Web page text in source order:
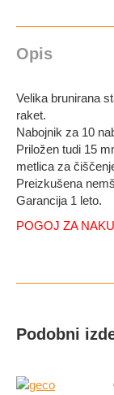
Opis
Velika brunirana
raket.
Nabojnik za 10
Priložen tudi 15
metlica za
Preizkušena
Garancija 1 leto.
POGOJ ZA
Podobni